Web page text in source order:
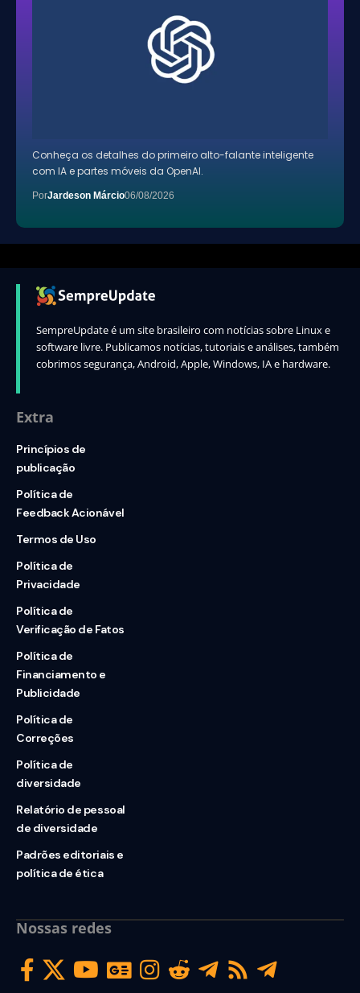
Conheça os detalhes do primeiro alto-falante inteligente
com IA e partes móveis da OpenAI.
PorJardeson Márcio06/08/2026
SempreUpdate é um site brasileiro com notícias sobre Linux e
software livre. Publicamos notícias, tutoriais e análises, também
cobrimos segurança, Android, Apple, Windows, IA e hardware.
Extra
Princípios de
publicação
Política de
Feedback Acionável
Termos de Uso
Política de
Privacidade
Política de
Verificação de Fatos
Política de
Financiamento e
Publicidade
Política de
Correções
Política de
diversidade
Relatório de pessoal
de diversidade
Padrões editoriais e
política de ética
Nossas redes